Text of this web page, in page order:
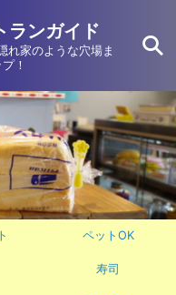
ランガイド
れ家のような穴場ま
！
ペットOK
寿司